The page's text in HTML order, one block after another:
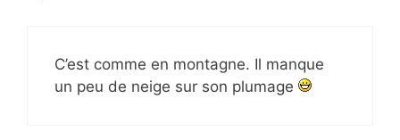
C’est comme en montagne. Il manque
un peu de neige sur son plumage